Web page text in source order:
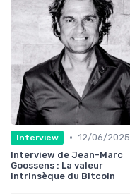
Interview • 12/06/2025
Interview de Jean-Marc
Goossens : La valeur
intrinsèque du Bitcoin